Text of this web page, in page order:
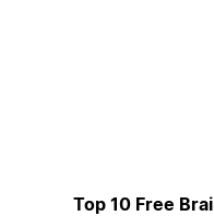
Top 10 Free